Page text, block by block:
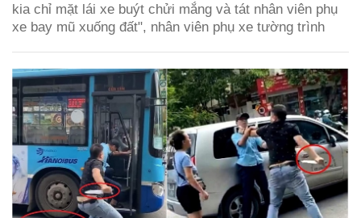
kia chỉ mặt lái xe buýt chửi mắng và tát nhân viên phụ
xe bay mũ xuống đất", nhân viên phụ xe tường trình